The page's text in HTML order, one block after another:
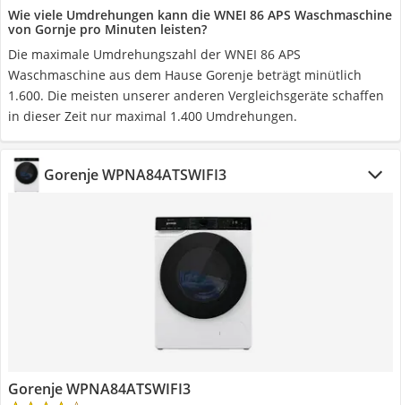
Wie viele Umdrehungen kann die WNEI 86 APS Waschmaschine
von Gornje pro Minuten leisten?
Die maximale Umdrehungszahl der WNEI 86 APS
Waschmaschine aus dem Hause Gorenje beträgt minütlich
1.600. Die meisten unserer anderen Vergleichsgeräte schaffen
in dieser Zeit nur maximal 1.400 Umdrehungen.
Gorenje WPNA84ATSWIFI3
Gorenje WPNA84ATSWIFI3